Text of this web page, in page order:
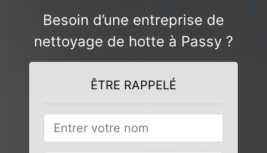
Besoin d’une entreprise de
nettoyage de hotte à Passy ?
ÊTRE RAPPELÉ